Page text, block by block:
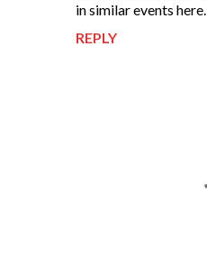
in similar events here.
REPLY